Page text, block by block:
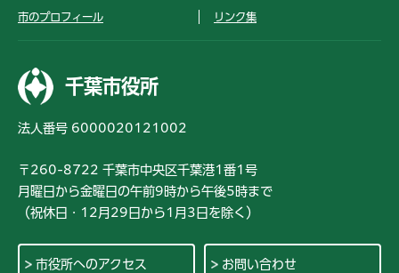
市のプロフィール リンク集
千葉市役所
法人番号 6000020121002
〒260-8722 千葉市中央区千葉港1番1号
月曜日から金曜日の午前9時から午後5時まで
（祝休日・12月29日から1月3日を除く）
市役所へのアクセス お問い合わせ